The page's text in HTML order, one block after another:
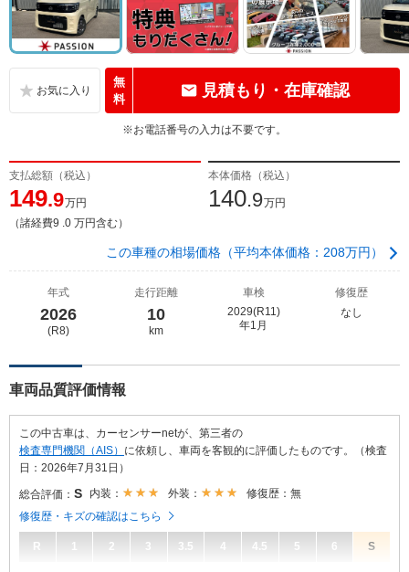
無
料
見積もり・在庫確認
※お電話番号の入力は不要です。
支払総額（税込）
149.9万円
（諸経費9 .0 万円含む）
本体価格（税込）
140.9万円
この車種の相場価格（平均本体価格：208万円）
年式
2026
(R8)
走行距離
10
km
車検
2029(R11)
年1月
修復歴
なし
車両品質評価情報
この中古車は、カーセンサーnetが、第三者の
検査専門機関（AIS） に依頼し、車両を客観的に評価したものです。（検査
日：2026年7月31日）
総合評価： S 内装： 外装：
修復歴：無
修復歴・キズの確認はこちら
R 1 2 3 3.5 4 4.5 5 6 S